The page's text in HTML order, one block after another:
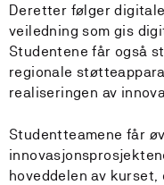
Deretter følger
veiledning som gis
Studentene får også
regionale
realiseringen av
Studentteamene får
hoveddelen av